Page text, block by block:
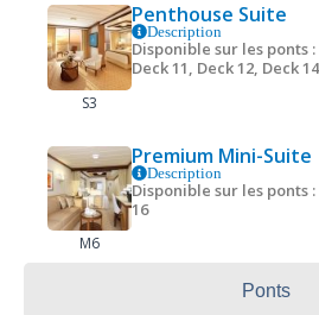
Ponts
S3
Penthouse Suite
Description
Disponible sur les ponts :
Deck 11, Deck 12, Deck
M6
Premium Mini-Suite
Description
Disponible sur les ponts :
16